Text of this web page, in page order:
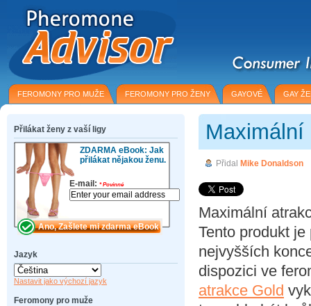
FEROMONY PRO MUŽE FEROMONY PRO ŽENY GAYOVÉ GAY
Maximální
Přidal Mike Donaldson
Maximální
Tento produkt
nejvyšších
dispozici ve
atrakce Gold
Přilákat ženy z vaší ligy
ZDARMA eBook: Jak
přilákat nějakou ženu.
E-mail: *Povinné
Jazyk
Nastavit jako výchozí jazyk
Feromony pro muže